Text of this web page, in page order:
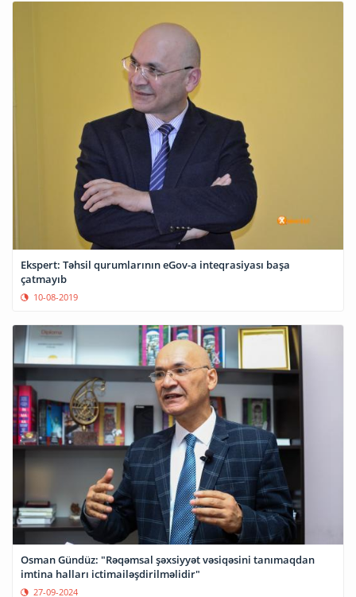
Ekspert: Təhsil qurumlarının eGov-a inteqrasiyası başa
çatmayıb
10-08-2019
Osman Gündüz: "Rəqəmsal şəxsiyyət vəsiqəsini tanımaqdan
imtina halları ictimailəşdirilməlidir"
27-09-2024